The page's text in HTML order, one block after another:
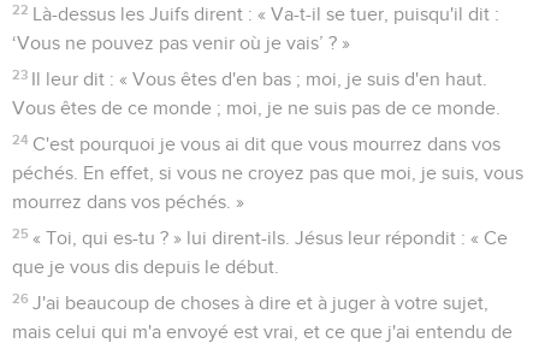
22 Là-dessus les Juifs dirent : « Va-t-il se tuer, puisqu'il dit :
‘Vous ne pouvez pas venir où je vais’ ? »
23 Il leur dit : « Vous êtes d'en bas ; moi, je suis d'en haut.
Vous êtes de ce monde ; moi, je ne suis pas de ce monde.
24 C'est pourquoi je vous ai dit que vous mourrez dans vos
péchés. En effet, si vous ne croyez pas que moi, je suis, vous
mourrez dans vos péchés. »
25 « Toi, qui es-tu ? » lui dirent-ils. Jésus leur répondit : « Ce
que je vous dis depuis le début.
26 J'ai beaucoup de choses à dire et à juger à votre sujet,
mais celui qui m'a envoyé est vrai, et ce que j'ai entendu de